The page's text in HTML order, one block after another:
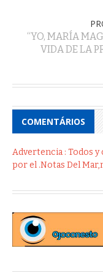
“YO, MARÍA
VIDA DE LA
COMENTÁRIOS
Advertencia : Todos
por el .Notas Del